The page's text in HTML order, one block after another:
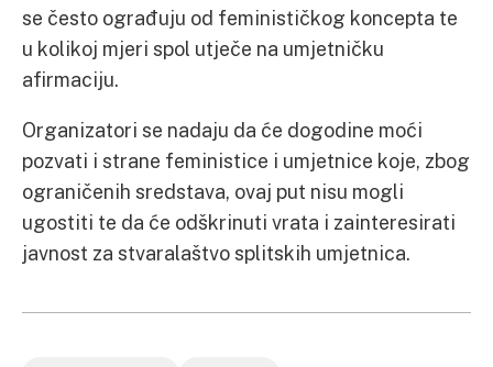
se često ograđuju od feminističkog koncepta te
u kolikoj mjeri spol utječe na umjetničku
afirmaciju.
Organizatori se nadaju da će dogodine moći
pozvati i strane feministice i umjetnice koje, zbog
ograničenih sredstava, ovaj put nisu mogli
ugostiti te da će odškrinuti vrata i zainteresirati
javnost za stvaralaštvo splitskih umjetnica.